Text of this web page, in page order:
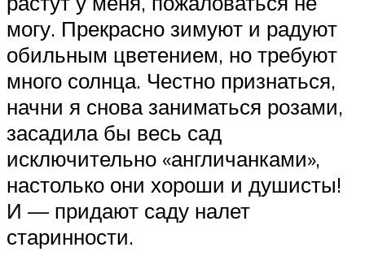
могу. Прекрасно зимуют и радуют
обильным цветением, но требуют
много солнца. Честно признаться,
начни я снова заниматься розами,
засадила бы весь сад
исключительно «англичанками»,
настолько они хороши и душисты!
И — придают саду налет
старинности.